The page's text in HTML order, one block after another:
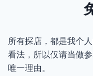
所有探店，都是我个
看法，所以仅请当做
唯一理由。